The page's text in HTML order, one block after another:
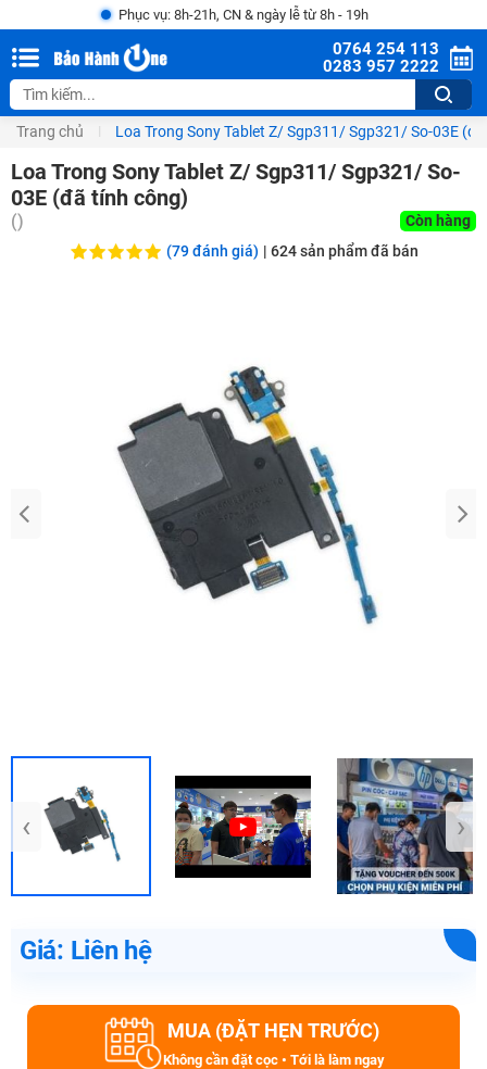
Phục vụ: 8h-21h, CN & ngày lễ từ 8h - 19h
0764 254 113
0283 957 2222
Trang chủ Loa Trong Sony Tablet Z/ Sgp311/ Sgp321/ So-03E
Loa Trong Sony Tablet Z/ Sgp311/ Sgp321/ So-
03E (đã tính công)
()
Còn hàng
(79 đánh giá) | 624sản phẩm đã bán
‹ ›
Giá: Liên hệ
MUA (ĐẶT HẸN TRƯỚC)
Không cần đặt cọc • Tới là làm ngay